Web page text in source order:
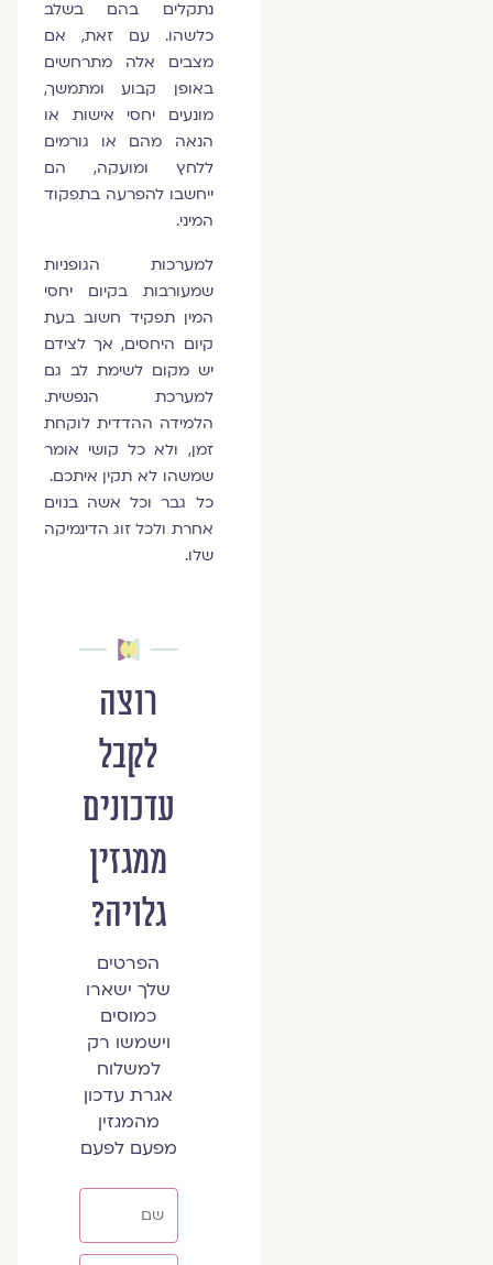
נתקלים בהם בשלב
כלשהו. עם זאת, אם
מצבים אלה מתרחשים
באופן קבוע ומתמשך,
מונעים יחסי אישות או
הנאה מהם או גורמים
ללחץ ומועקה, הם
ייחשבו להפרעה בתפקוד
המיני.
למערכות הגופניות
שמעורבות בקיום יחסי
המין תפקיד חשוב בעת
קיום היחסים, אך לצידם
יש מקום לשימת לב גם
למערכת הנפשית.
הלמידה ההדדית לוקחת
זמן, ולא כל קושי אומר
שמשהו לא תקין איתכם.
כל גבר וכל אשה בנוים
אחרת ולכל זוג הדינמיקה
שלו.
רוצה
לקבל
עדכונים
ממגזין
גלויה?
הפרטים
שלך ישארו
כמוסים
וישמשו רק
למשלוח
אגרת עדכון
מהמגזין
מפעם לפעם